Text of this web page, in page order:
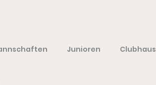
Junioren Clubhaus